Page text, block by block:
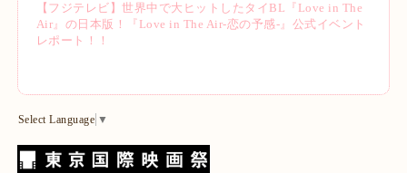
【フジテレビ】世界中で大ヒットしたタイBL『Love in The
Air』の日本版！『Love in The Air-恋の予感-』公式イベント
レポート！！
Select Language ▼